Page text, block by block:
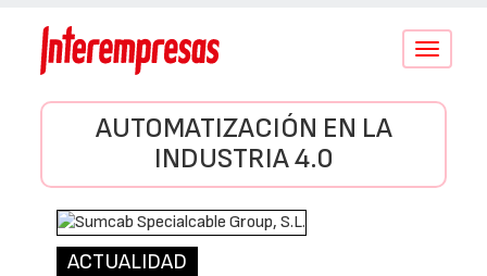
Conmutar
AUTOMATIZACIÓN EN LA
INDUSTRIA 4.0
ACTUALIDAD